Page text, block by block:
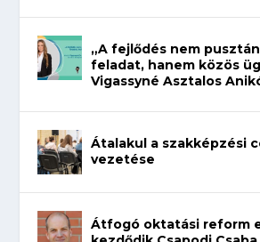
„A fejlődés nem
feladat, hanem közös
Vigassyné Asztalos
Átalakul a szakképzési
vezetése
Átfogó oktatási reform